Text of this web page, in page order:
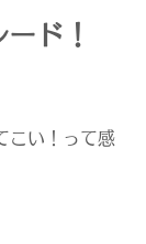
ド！
こい！って感